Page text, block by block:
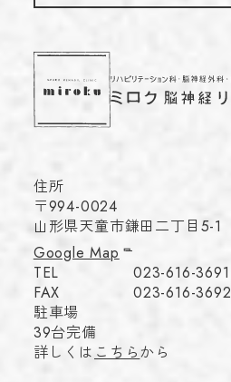
住所
〒994-0024
山形県天童市鎌田二丁目5-1
Google Map
TEL
023-616-3691
FAX
023-616-3692
駐車場
39台完備
詳しくは こちらから